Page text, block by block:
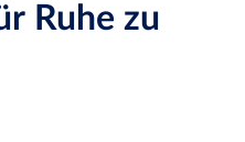
Ruhe zu